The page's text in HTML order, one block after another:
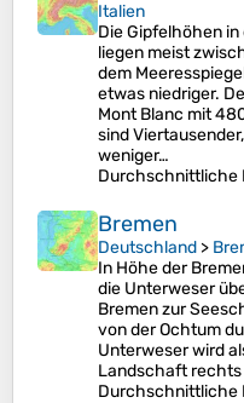
Italien
Die Gipfelhöhen
liegen meist
dem
etwas niedriger.
Mont Blanc mit
sind
weniger…
Durchschnittliche
Bremen
Deutschland >
In Höhe der
die Unterweser
Bremen zur
von der Ochtum
Unterweser wird
Landschaft
Durchschnittliche